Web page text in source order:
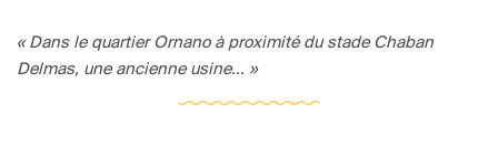
« Dans le quartier Ornano à proximité du stade Chaban
Delmas, une ancienne usine... »